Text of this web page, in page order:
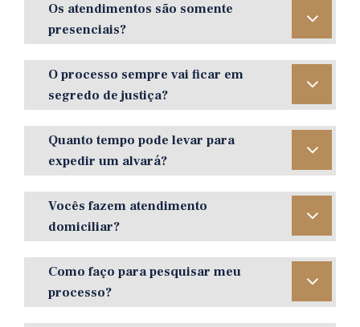
Os atendimentos são somente
presenciais?
O processo sempre vai ficar em
segredo de justiça?
Quanto tempo pode levar para
expedir um alvará?
Vocês fazem atendimento
domiciliar?
Como faço para pesquisar meu
processo?